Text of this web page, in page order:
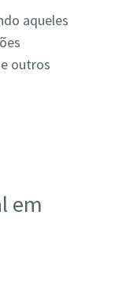
aqueles
outros
em